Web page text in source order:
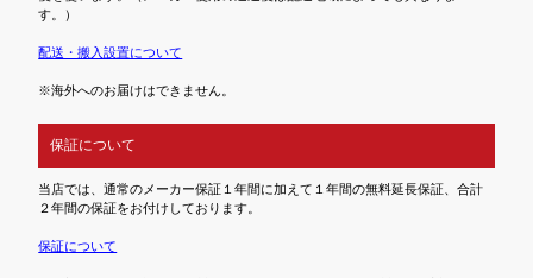
す。）
配送・搬入設置について
※海外へのお届けはできません。
保証について
当店では、通常のメーカー保証１年間に加えて１年間の無料延長保証、合計
２年間の保証をお付けしております。
保証について